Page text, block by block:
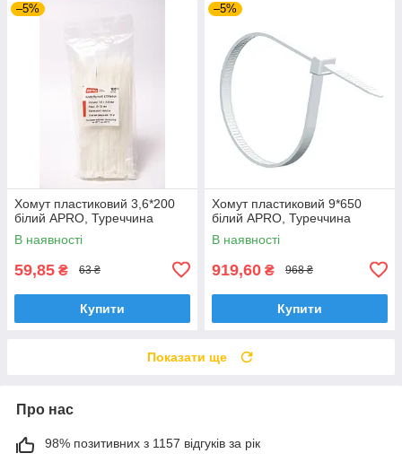
–5%
Хомут пластиковий 3,6*200
білий APRO, Туреччина
В наявності
59,85 ₴ 63 ₴
Купити
–5%
Хомут пластиковий 9*650
білий APRO, Туреччина
В наявності
919,60 ₴ 968 ₴
Купити
Показати ще
Про нас
98% позитивних з 1157 відгуків за рік